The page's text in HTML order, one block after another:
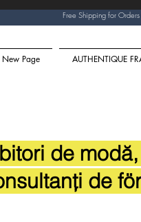
Free Shipping for Orders
New Page AUTHENTIQUE
de
de